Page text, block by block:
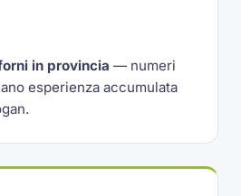
in provincia — numeri
esperienza accumulata